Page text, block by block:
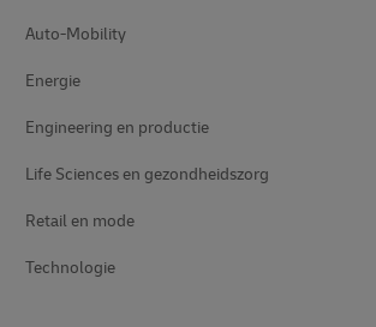
Auto-Mobility
Energie
Engineering en productie
Life Sciences en gezondheidszorg
Retail en mode
Technologie